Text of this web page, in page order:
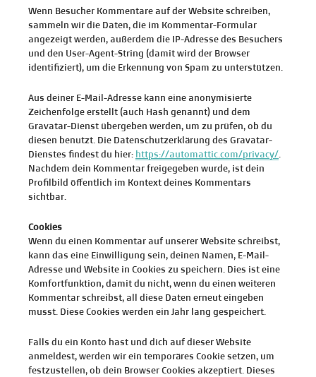
Wenn Besucher Kommentare auf der Website schreiben,
sammeln wir die Daten, die im Kommentar-Formular
angezeigt werden, außerdem die IP-Adresse des Besuchers
und den User-Agent-String (damit wird der Browser
identifiziert), um die Erkennung von Spam zu unterstützen.
Aus deiner E-Mail-Adresse kann eine anonymisierte
Zeichenfolge erstellt (auch Hash genannt) und dem
Gravatar-Dienst übergeben werden, um zu prüfen, ob du
diesen benutzt. Die Datenschutzerklärung des Gravatar-
Dienstes findest du hier: https://automattic.com/privacy/
Nachdem dein Kommentar freigegeben wurde, ist dein
Profilbild öffentlich im Kontext deines Kommentars
sichtbar.
Cookies
Wenn du einen Kommentar auf unserer Website schreibst,
kann das eine Einwilligung sein, deinen Namen, E-Mail-
Adresse und Website in Cookies zu speichern. Dies ist eine
Komfortfunktion, damit du nicht, wenn du einen weiteren
Kommentar schreibst, all diese Daten erneut eingeben
musst. Diese Cookies werden ein Jahr lang gespeichert.
Falls du ein Konto hast und dich auf dieser Website
anmeldest, werden wir ein temporäres Cookie setzen, um
festzustellen, ob dein Browser Cookies akzeptiert. Dieses